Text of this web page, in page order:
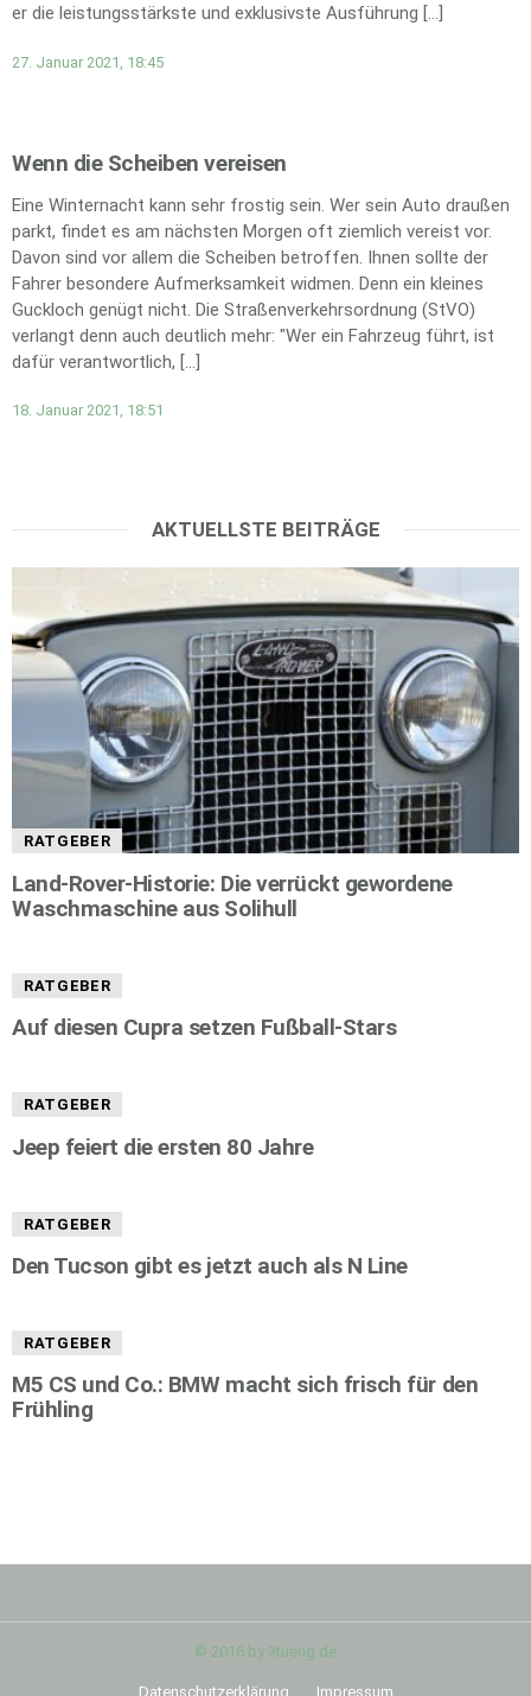
er die leistungsstärkste und exklusivste Ausführung […]
27. Januar 2021, 18:45
Wenn die Scheiben vereisen
Eine Winternacht kann sehr frostig sein. Wer sein Auto draußen
parkt, findet es am nächsten Morgen oft ziemlich vereist vor.
Davon sind vor allem die Scheiben betroffen. Ihnen sollte der
Fahrer besondere Aufmerksamkeit widmen. Denn ein kleines
Guckloch genügt nicht. Die Straßenverkehrsordnung (StVO)
verlangt denn auch deutlich mehr: "Wer ein Fahrzeug führt, ist
dafür verantwortlich, […]
18. Januar 2021, 18:51
AKTUELLSTE BEITRÄGE
RATGEBER
Land-Rover-Historie: Die verrückt gewordene
Waschmaschine aus Solihull
RATGEBER
Auf diesen Cupra setzen Fußball-Stars
RATGEBER
Jeep feiert die ersten 80 Jahre
RATGEBER
Den Tucson gibt es jetzt auch als N Line
RATGEBER
M5 CS und Co.: BMW macht sich frisch für den
Frühling
© 2016 by 3tuerig.de
Datenschutzerklärung Impressum